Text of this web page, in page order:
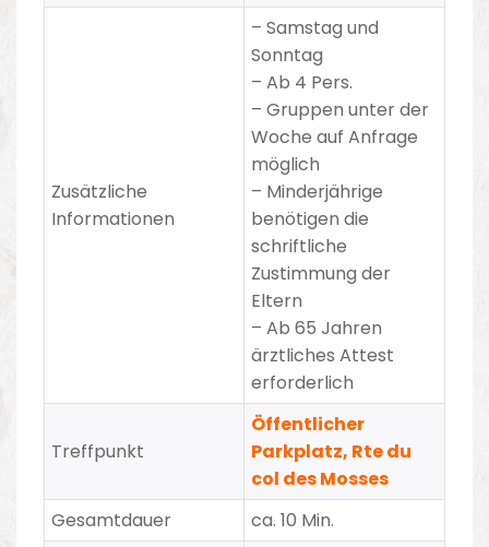
Zusätzliche
Informationen
– Samstag und
Sonntag
–Ab 4 Pers.
–Gruppen unter der
Woche auf Anfrage
möglich
– Minderjährige
benötigen die
schriftliche
Zustimmung der
Eltern
– Ab 65 Jahren
ärztliches Attest
erforderlich
Treffpunkt
Öffentlicher
Parkplatz, Rte du
col des Mosses
Gesamtdauer
ca. 10 Min.